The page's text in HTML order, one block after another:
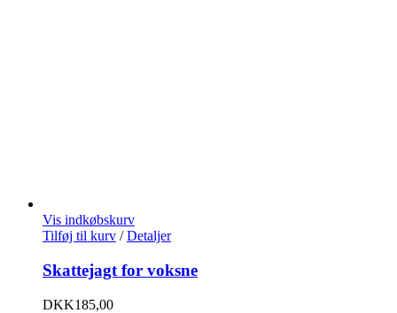
Vis indkøbskurv
Tilføj til kurv / Detaljer
Skattejagt for voksne
DKK185,00